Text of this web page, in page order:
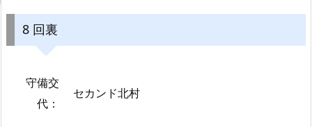
8 回裏
守備交
代：
セカンド北村